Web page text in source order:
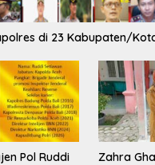
di 23 Kabupaten/
Pol Ruddi
Zahra